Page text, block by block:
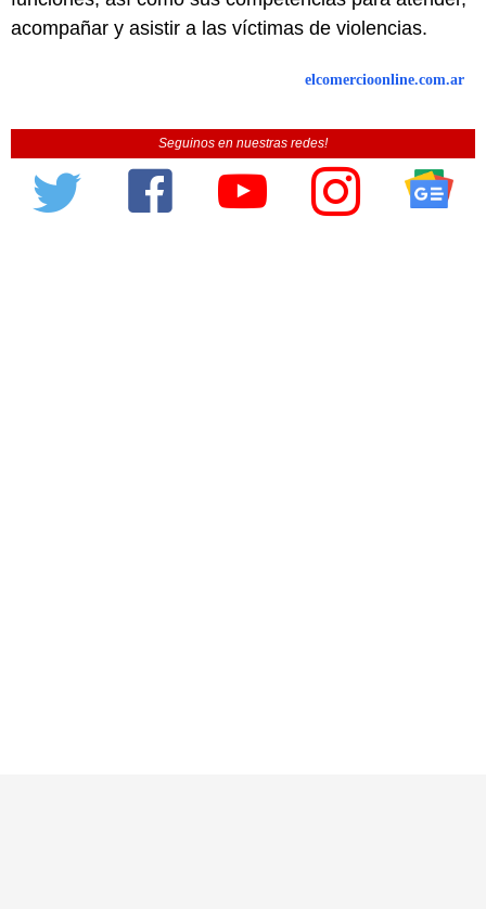
acompañar y asistir a las víctimas de violencias.
elcomercioonline.com.ar
Seguinos en nuestras redes!